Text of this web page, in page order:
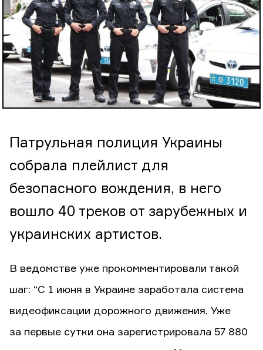
Патрульная полиция Украины
собрала плейлист для
безопасного вождения, в него
вошло 40 треков от зарубежных и
украинских артистов.
В ведомстве уже прокомментировали такой
шаг: “С 1 июня в Украине заработала система
видеофиксации дорожного движения. Уже
за первые сутки она зарегистрировала 57 880